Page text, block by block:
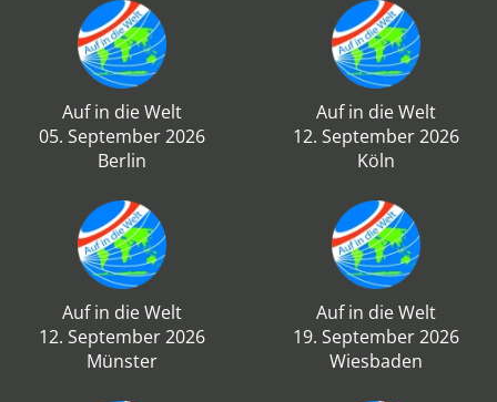
Auf in die Welt
05. September 2026
Berlin
Auf in die Welt
12. September 2026
Köln
Auf in die Welt
12. September 2026
Münster
Auf in die Welt
19. September 2026
Wiesbaden